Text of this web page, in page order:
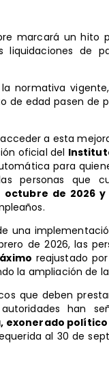
marcará un hito
liquidaciones de
normativa
de edad pasen de
a esta
oficial del
para
personas que
octubre de 2026
una
de 2026, las
reajustado
la ampliación de
que deben
han
exonerado
al 30 de